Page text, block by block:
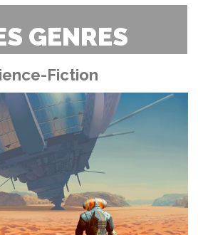
GENRES
Fiction